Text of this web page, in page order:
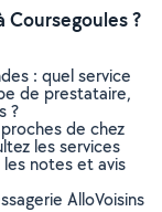
?
: quel service
de prestataire,
?
de chez
les services
notes et avis
AlloVoisins